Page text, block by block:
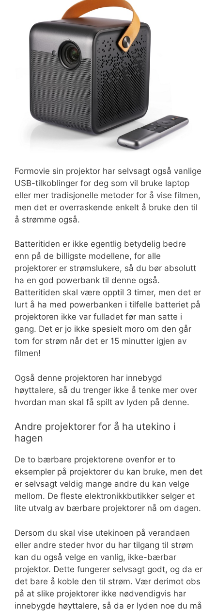
Formovie sin projektor har selvsagt også vanlige
USB-tilkoblinger for deg som vil bruke laptop
eller mer tradisjonelle metoder for å vise filmen,
men det er overraskende enkelt å bruke den til
å strømme også.
Batteritiden er ikke egentlig betydelig bedre
enn på de billigste modellene, for alle
projektorer er strømslukere, så du bør absolutt
ha en god powerbank til denne også.
Batteritiden skal være opptil 3 timer, men det er
lurt å ha med powerbanken i tilfelle batteriet på
projektoren ikke var fulladet før man satte i
gang. Det er jo ikke spesielt moro om den går
tom for strøm når det er 15 minutter igjen av
filmen!
Også denne projektoren har innebygd
høyttalere, så du trenger ikke å tenke mer over
hvordan man skal få spilt av lyden på denne.
Andre projektorer for å ha utekino i
hagen
De to bærbare projektorene ovenfor er to
eksempler på projektorer du kan bruke, men det
er selvsagt veldig mange andre du kan velge
mellom. De fleste elektronikkbutikker selger et
lite utvalg av bærbare projektorer nå om dagen.
Dersom du skal vise utekinoen på verandaen
eller andre steder hvor du har tilgang til strøm
kan du også velge en vanlig, ikke-bærbar
projektor. Dette fungerer selvsagt godt, og da er
det bare å koble den til strøm. Vær derimot obs
på at slike projektorer ikke nødvendigvis har
innebygde høyttalere, så da er lyden noe du må